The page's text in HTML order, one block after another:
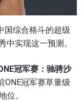
国综合格斗的超级
中实现这一预测。
冠军赛：驰骋沙
ONE冠军赛草量级
位。